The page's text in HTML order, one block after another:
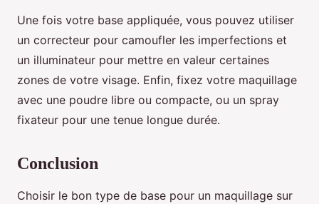
Une fois votre base appliquée, vous pouvez utiliser
un correcteur pour camoufler les imperfections et
un illuminateur pour mettre en valeur certaines
zones de votre visage. Enfin, fixez votre maquillage
avec une poudre libre ou compacte, ou un spray
fixateur pour une tenue longue durée.
Conclusion
Choisir le bon type de base pour un maquillage sur